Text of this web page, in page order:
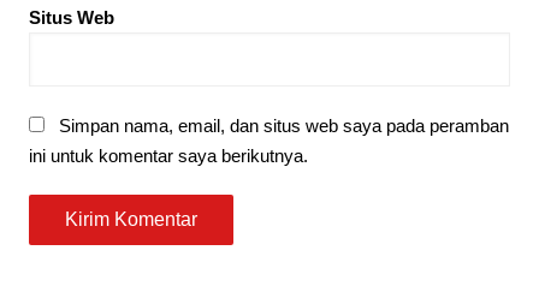
Situs Web
Simpan nama, email, dan situs web saya pada peramban
ini untuk komentar saya berikutnya.